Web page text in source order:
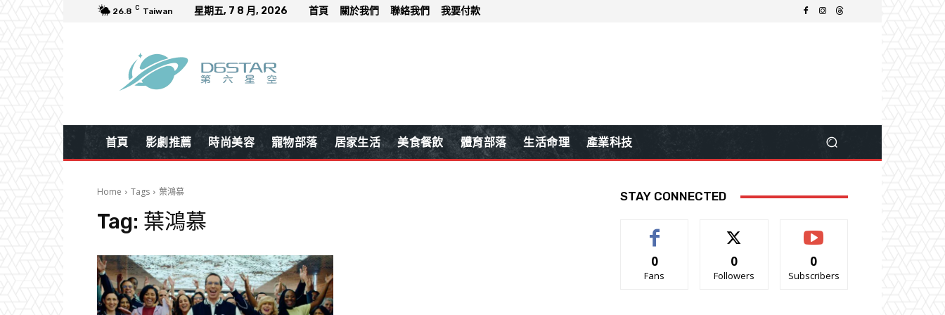
26.8 C Taiwan 星期五, 7 8 月, 2026 首頁 關於我們 聯絡我們 我要付款
首頁 影劇推薦 時尚美容 寵物部落 居家生活 美食餐飲 體育部落 生活命理 產業科技
Home Tags 葉鴻慕
Tag: 葉鴻慕
STAY CONNECTED
0
Fans
0
Followers
0
Subscribers